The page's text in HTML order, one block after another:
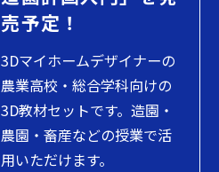
売予定！
3Dマイホームデザイナーの
農業高校・総合学科向けの
3D教材セットです。造園・
農園・畜産などの授業で活
用いただけます。